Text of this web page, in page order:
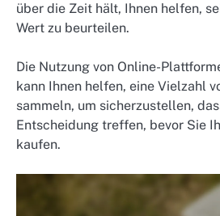
über die Zeit hält, Ihnen helfen,
Wert zu beurteilen.
Die Nutzung von Online-
kann Ihnen helfen, eine Vielzahl
sammeln, um sicherzustellen,
Entscheidung treffen, bevor Sie
kaufen.